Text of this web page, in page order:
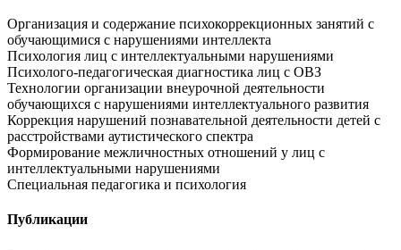
Организация и содержание психокоррекционных занятий с
обучающимися с нарушениями интеллекта
Психология лиц с интеллектуальными нарушениями
Психолого-педагогическая диагностика лиц с ОВЗ
Технологии организации внеурочной деятельности
обучающихся с нарушениями интеллектуального развития
Коррекция нарушений познавательной деятельности детей с
расстройствами аутистического спектра
Формирование межличностных отношений у лиц с
интеллектуальными нарушениями
Специальная педагогика и психология
Публикации